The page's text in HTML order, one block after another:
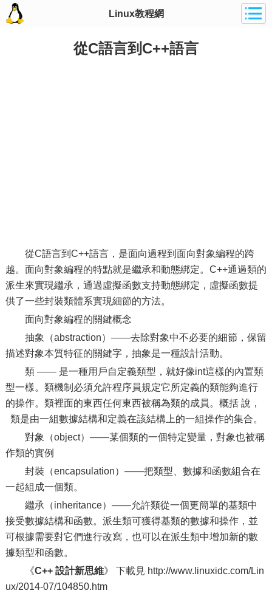
Linux教程網
從C語言到C++語言
從C語言到C++語言，是面向過程到面向對象編程的跨
越。面向對象編程的特點就是繼承和動態綁定。C++通過類的
派生來實現繼承，通過虛擬函數支持動態綁定，虛擬函數提
供了一些封裝類體系實現細節的方法。
面向對象編程的關鍵概念
抽象（abstraction）——去除對象中不必要的細節，保留
描述對象本質特征的關鍵字，抽象是一種設計活動。
類 —— 是一種用戶自定義類型，就好像int這樣的內置類
型一樣。類機制必須允許程序員規定它所定義的類能夠進行
的操作。類裡面的東西任何東西被稱為類的成員。概括 說，
類是由一組數據結構和定義在該結構上的一組操作的集合。
對象（object）——某個類的一個特定變量，對象也被稱
作類的實例
封裝（encapsulation）——把類型、數據和函數組合在
一起組成一個類。
繼承（inheritance）——允許類從一個更簡單的基類中
接受數據結構和函數。派生類可獲得基類的數據和操作，並
可根據需要對它們進行改寫，也可以在派生類中增加新的數
據類型和函數。
《C++ 設計新思維》 下載見 http://www.linuxidc.com/Lin
ux/2014-07/104850.htm